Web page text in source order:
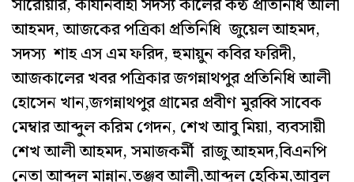
আহমদ, আজকের পত্রিকা প্রতিনিধি জুয়েল আহমদ,
সদস্য শাহ এস এম ফরিদ, হুমায়ুন কবির ফরিদী,
আজকালের খবর পত্রিকার জগন্নাথপুর প্রতিনিধি আলী
হোসেন খান,জগন্নাথপুর গ্রামের প্রবীণ মুরব্বি সাবেক
মেম্বার আব্দুল করিম গেদন, শেখ আবু মিয়া, ব্যবসায়ী
শেখ আলী আহমদ, সমাজকর্মী রাজু আহমদ,বিএনপি
নেতা আব্দুল মান্নান,তঞ্জব আলী,আব্দুল হেকিম,আবুল